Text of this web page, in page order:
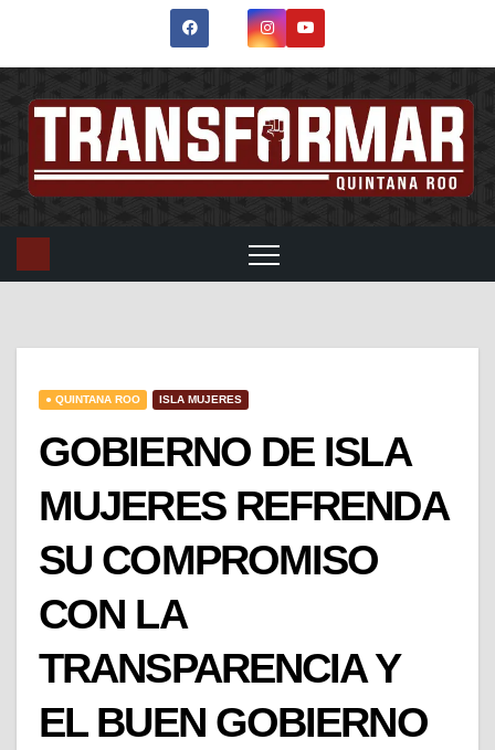
● QUINTANA ROO ISLA MUJERES
GOBIERNO DE ISLA
MUJERES REFRENDA
SU COMPROMISO
CON LA
TRANSPARENCIA Y
EL BUEN GOBIERNO